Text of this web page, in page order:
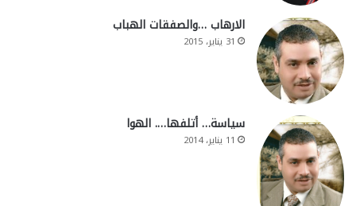
الارهاب …والصفقات الهباب
31 يناير، 2015
سياسة… أتلفها…. الهوا
11 يناير، 2014